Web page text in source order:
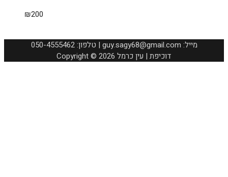
₪200
050-4555462 :טלפון | guy.sagy68@gmail.com :מייל
Copyright © 2026 דוכיפת | עין כרמל